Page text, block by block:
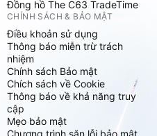
Đồng hồ The C63 TradeTime
CHÍNH SÁCH & BẢO MẬT
Điều khoản sử dụng
Thông báo miễn trừ trách
nhiệm
Chính sách Bảo mật
Chích sách về Cookie
Thông báo về khả năng truy
cập
Mẹo bảo mật
Chương trình săn lỗi bảo mật